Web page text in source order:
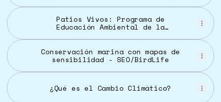
Responsable
Patios Vivos: Programa de
Educación Ambiental de la
Naturalizar Patios Escolares |
La Voz del Tajo
Conservación marina con mapas de
sensibilidad - SEO/BirdLife
¿Qué es el Cambio Climático?